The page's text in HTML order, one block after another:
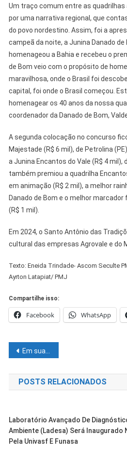
Um traço comum entre as
por uma narrativa regional, que
do povo nordestino. Assim, foi a
campeã da noite, a Junina Danado
homenageou a Bahia e recebeu o
de Bom veio com o propósito de
maravilhosa, onde o Brasil foi
capital, foi onde o Brasil começou.
homenagear os 40 anos da nossa
coordenador da Danado de Bom,
A segunda colocação no concurso
Majestade (R$ 6 mil), de Petrolina
a Junina Encantos do Vale (R$ 4 mil),
também premiou a quadrilha
em animação (R$ 2 mil), a melhor
Danado de Bom e o melhor
(R$ 1 mil).
Em 2024, o Santo Antônio das
cultural das empresas Agrovale e do
Texto: Eneida Trindade- Ascom Seculte
Ayrton Latapiat/ PMJ
Compartilhe isso:
Facebook WhatsApp
Navegação
de
Post
Em sua 6ª edição, Corrida dos Namorados encheu a orla de Petrolina de muito amor
POSTS RELACIONADOS
Laboratório Avançado De
Ambiente (Ladesa) Será Inaugurado
Pela Univasf E Funasa